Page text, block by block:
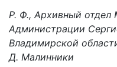
Р. Ф., Архивный отдел
Администрации
Владимирской
Д. Малинники